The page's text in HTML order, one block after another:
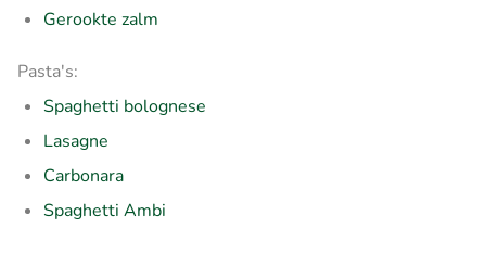
Gerookte zalm
Pasta's:
Spaghetti bolognese
Lasagne
Carbonara
Spaghetti Ambi